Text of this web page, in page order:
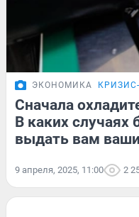
ЭКОНОМИКА
Сначала
В каких случаях
выдать вам
9 апреля, 2025, 11:00 2